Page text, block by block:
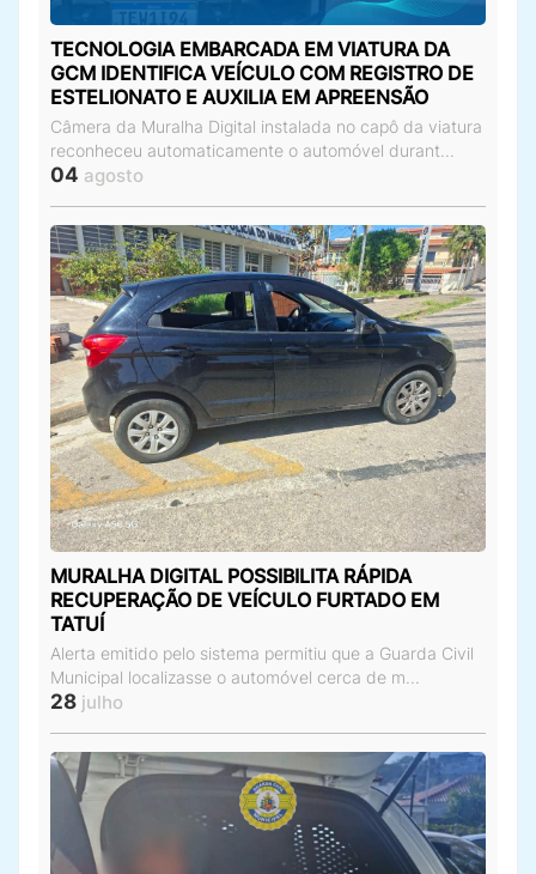
TECNOLOGIA EMBARCADA EM VIATURA DA
GCM IDENTIFICA VEÍCULO COM REGISTRO DE
ESTELIONATO E AUXILIA EM APREENSÃO
Câmera da Muralha Digital instalada no capô da viatura
reconheceu automaticamente o automóvel durant...
04 agosto
MURALHA DIGITAL POSSIBILITA RÁPIDA
RECUPERAÇÃO DE VEÍCULO FURTADO EM
TATUÍ
Alerta emitido pelo sistema permitiu que a Guarda Civil
Municipal localizasse o automóvel cerca de m...
28 julho